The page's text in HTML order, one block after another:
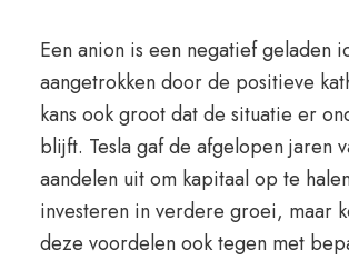
Een anion is een negatief geladen
aangetrokken door de positieve
kans ook groot dat de situatie er
blijft. Tesla gaf de afgelopen jaren
aandelen uit om kapitaal op te
investeren in verdere groei, maar
deze voordelen ook tegen met